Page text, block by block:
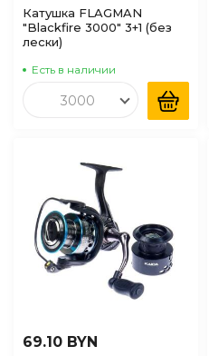
Катушка FLAGMAN
"Blackfire 3000" 3+1 (без
лески)
Есть в наличии
3000
69.10 BYN